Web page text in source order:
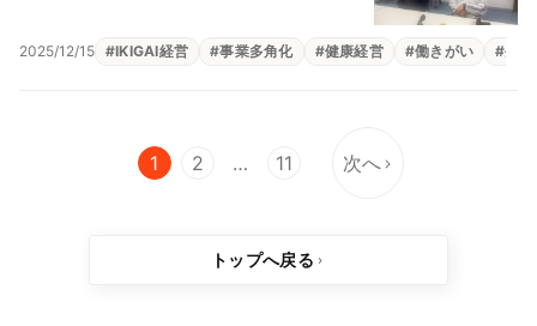
2025/12/15 #IKIGAI経営 #事業多角化 #健康経営 #働きがい #生
1 2 … 11 次へ
トップへ戻る